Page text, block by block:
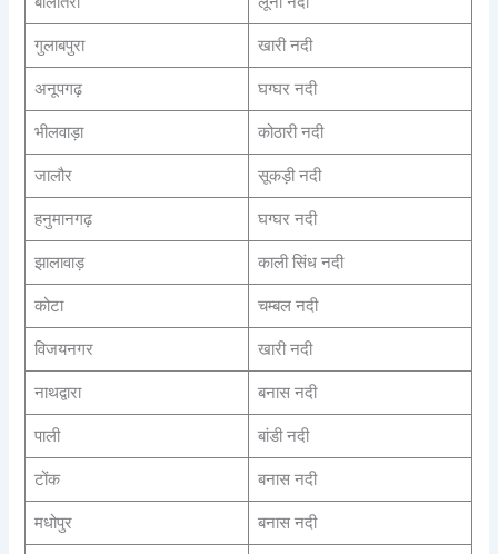
गुलाबपुरा खारी नदी
अनूपगढ़ घग्घर नदी
भीलवाड़ा कोठारी नदी
जालौर सूकड़ी नदी
हनुमानगढ़ घग्घर नदी
झालावाड़ काली सिंध नदी
कोटा चम्बल नदी
विजयनगर खारी नदी
नाथद्वारा बनास नदी
पाली बांडी नदी
टोंक बनास नदी
मधोपुर बनास नदी